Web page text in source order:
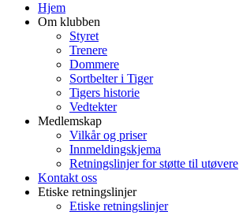
Hjem
Om klubben
Styret
Trenere
Dommere
Sortbelter i Tiger
Tigers historie
Vedtekter
Medlemskap
Vilkår og priser
Innmeldingskjema
Retningslinjer for støtte til utøvere
Kontakt oss
Etiske retningslinjer
Etiske retningslinjer